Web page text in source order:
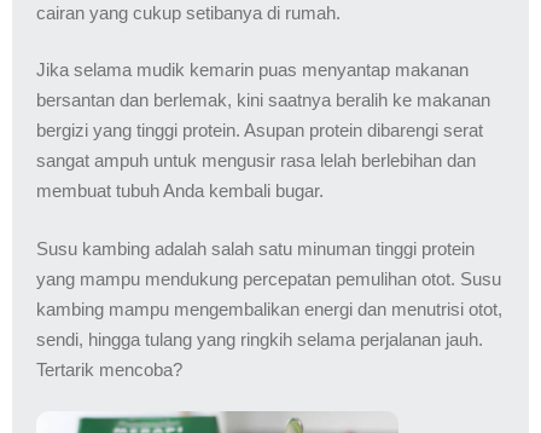
cairan yang cukup setibanya di rumah.
Jika selama mudik kemarin puas menyantap makanan
bersantan dan berlemak, kini saatnya beralih ke makanan
bergizi yang tinggi protein. Asupan protein dibarengi serat
sangat ampuh untuk mengusir rasa lelah berlebihan dan
membuat tubuh Anda kembali bugar.
Susu kambing adalah salah satu minuman tinggi protein
yang mampu mendukung percepatan pemulihan otot. Susu
kambing mampu mengembalikan energi dan menutrisi otot,
sendi, hingga tulang yang ringkih selama perjalanan jauh.
Tertarik mencoba?